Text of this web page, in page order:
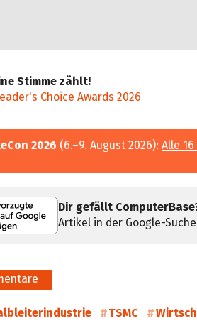
Stimme zählt!
Choice Awards 2026
2026 (6.–9. August 2026): Alle
Dir gefällt
Artikel in der Google-
TSMC